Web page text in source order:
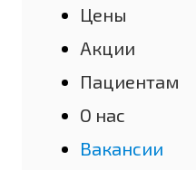
Цены
Акции
Пациентам
О нас
Вакансии